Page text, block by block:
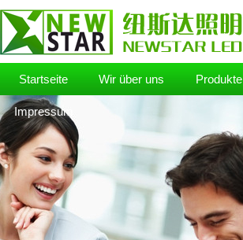
Startseite Wir über uns Produkte
Impressum